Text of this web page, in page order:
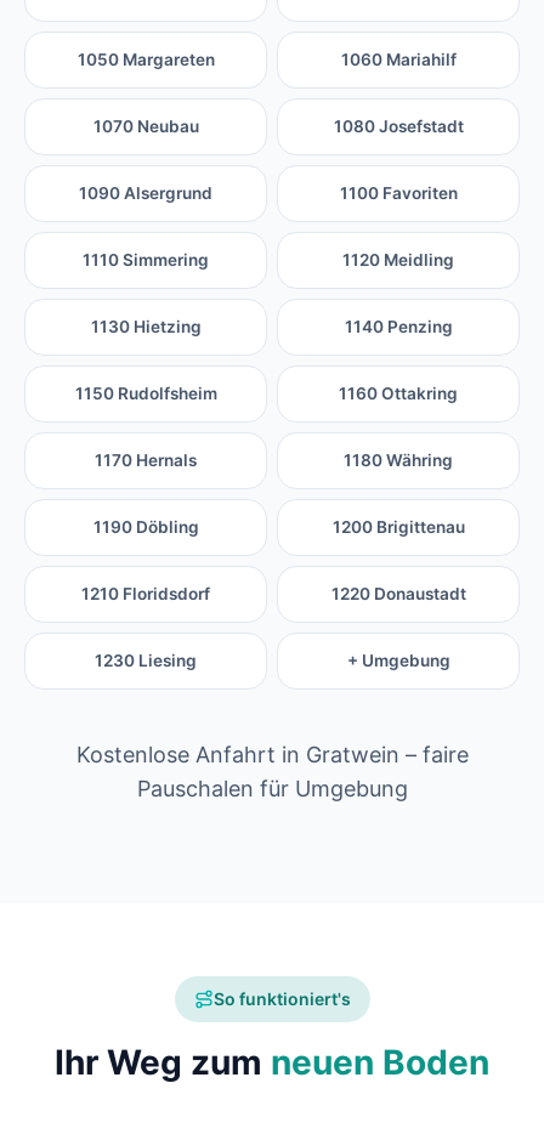
1050 Margareten 1060 Mariahilf
1070 Neubau 1080 Josefstadt
1090 Alsergrund 1100 Favoriten
1110 Simmering 1120 Meidling
1130 Hietzing 1140 Penzing
1150 Rudolfsheim 1160 Ottakring
1170 Hernals 1180 Währing
1190 Döbling 1200 Brigittenau
1210 Floridsdorf 1220 Donaustadt
1230 Liesing + Umgebung
Kostenlose Anfahrt in Gratwein – faire
Pauschalen für Umgebung
So funktioniert's
Ihr Weg zum neuen Boden